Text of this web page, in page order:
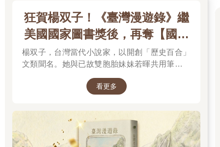
狂賀楊双子！《臺灣漫遊錄》繼
美國國家圖書獎後，再奪【國際
布克獎】
楊双子，台灣當代小說家，以開創「歷史百合」
文類聞名。她與已故雙胞胎妹妹若暉共用筆名，
入女性同性情誼。其長篇小說《臺灣漫遊錄》透
續斬獲美國國家圖書獎與英國國際布克獎，寫下
華語文學歷史新紀錄，成功讓世界聽見台灣的身
世。
看更多